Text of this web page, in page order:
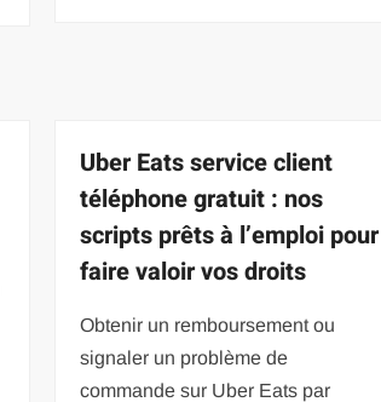
Uber Eats service client
téléphone gratuit : nos
scripts prêts à l’emploi pour
faire valoir vos droits
Obtenir un remboursement ou
signaler un problème de
commande sur Uber Eats par